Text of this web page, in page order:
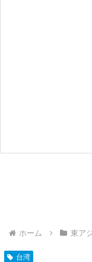
ホーム 東ア
台湾